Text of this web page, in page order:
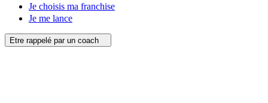
Je choisis ma franchise
Je me lance
Etre rappelé par un coach